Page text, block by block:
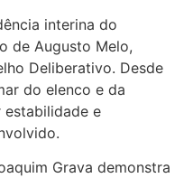
interina do
de Augusto Melo,
Deliberativo. Desde
do elenco e da
e
Grava demonstra